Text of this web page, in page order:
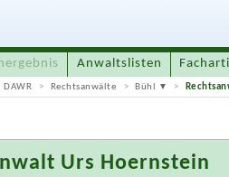
Anwaltslisten
DAWR Rechtsanwälte Bühl
Urs Hoernstein